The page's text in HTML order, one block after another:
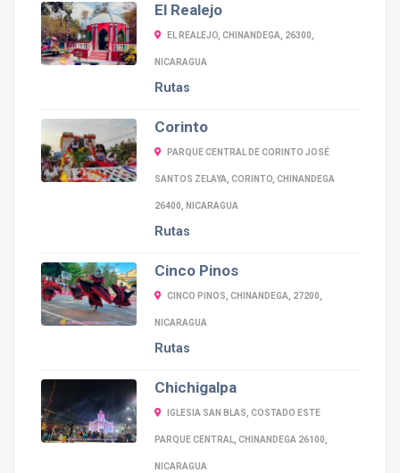
El Realejo
EL REALEJO, CHINANDEGA, 26300,
NICARAGUA
Rutas
Corinto
PARQUE CENTRAL DE CORINTO JOSÉ
SANTOS ZELAYA, CORINTO, CHINANDEGA
26400, NICARAGUA
Rutas
Cinco Pinos
CINCO PINOS, CHINANDEGA, 27200,
NICARAGUA
Rutas
Chichigalpa
IGLESIA SAN BLAS, COSTADO ESTE
PARQUE CENTRAL, CHINANDEGA 26100,
NICARAGUA